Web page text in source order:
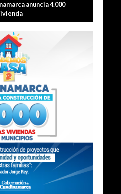
anuncia 4.000